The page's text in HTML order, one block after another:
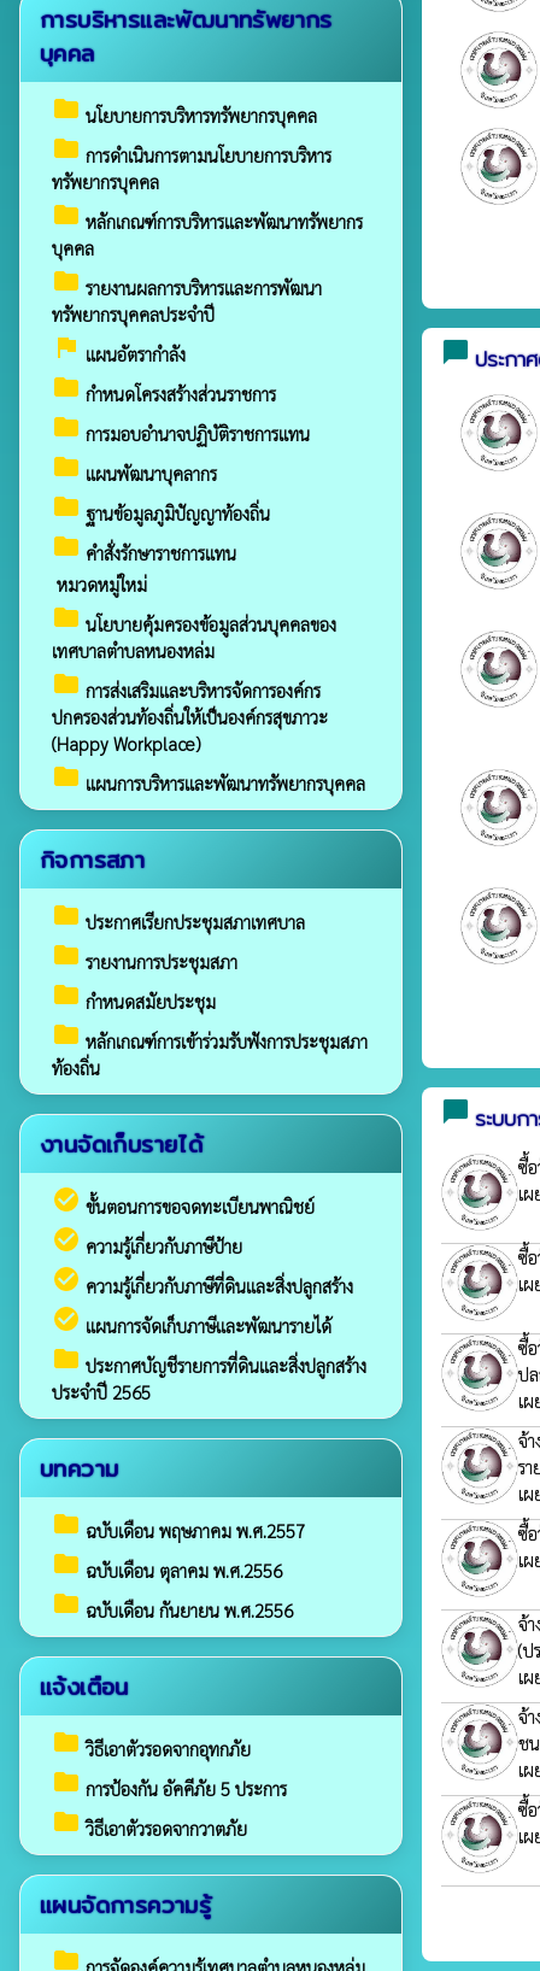
การบริหารและพัฒนาทรัพยากร
บุคคล
folder นโยบายการบริหารทรัพยากรบุคคล
folder การดำเนินการตามนโยบายการบริหาร
ทรัพยากรบุคคล
folder หลักเกณฑ์การบริหารและพัฒนาทรัพยากร
บุคคล
folder รายงานผลการบริหารและการพัฒนา
ทรัพยากรบุคคลประจำปี
assistant_photo แผนอัตรากำลัง
folder กำหนดโครงสร้างส่วนราชการ
folder การมอบอำนาจปฏิบัติราชการแทน
folder แผนพัฒนาบุคลากร
folder ฐานข้อมูลภูมิปัญญาท้องถิ่น
folder คำสั่งรักษาราชการแทน
หมวดหมู่ใหม่
folder นโยบายคุ้มครองข้อมูลส่วนบุคคลของ
เทศบาลตำบลหนองหล่ม
folder การส่งเสริมและบริหารจัดการองค์กร
ปกครองส่วนท้องถิ่นให้เป็นองค์กรสุขภาวะ
(Happy Workplace)
folder แผนการบริหารและพัฒนาทรัพยากรบุคคล
กิจการสภา
folder ประกาศเรียกประชุมสภาเทศบาล
folder รายงานการประชุมสภา
folder กำหนดสมัยประชุม
folder หลักเกณฑ์การเข้าร่วมรับฟังการประชุมสภา
ท้องถิ่น
งานจัดเก็บรายได้
check_circle ขั้นตอนการขอจดทะเบียนพาณิชย์
check_circle ความรู้เกี่ยวกับภาษีป้าย
check_circle ความรู้เกี่ยวกับภาษีที่ดินและสิ่งปลูกสร้าง
check_circle แผนการจัดเก็บภาษีและพัฒนารายได้
folder ประกาศบัญชีรายการที่ดินและสิ่งปลูกสร้าง
ประจำปี 2565
บทความ
folder ฉบับเดือน พฤษภาคม พ.ศ.2557
folder ฉบับเดือน ตุลาคม พ.ศ.2556
folder ฉบับเดือน กันยายน พ.ศ.2556
แจ้งเตือน
folder วิธีเอาตัวรอดจากอุทกภัย
folder การป้องกัน อัคคีภัย 5 ประการ
folder วิธีเอาตัวรอดจากวาตภัย
แผนจัดการความรู้
folder
chat_bubble ประกา
chat_bubble ระบบ
ซื้
เ
ซื้
เ
ซื้
ป
เ
จ้
ร
เ
ซื้
เ
จ้
(ป
เ
จ้
ช
เ
ซื้
เ